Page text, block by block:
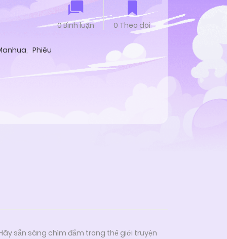
, Phiêu
0 Bình luận 0 Theo dõi
sẵn sàng chìm đắm trong thế giới truyện